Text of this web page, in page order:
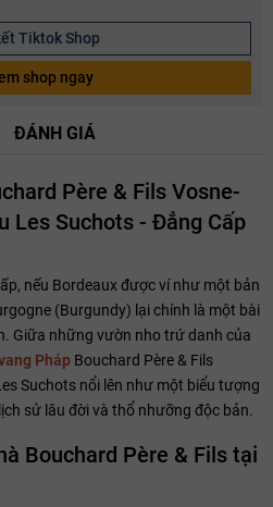
Tiktok Shop
shop ngay
ĐÁNH GIÁ
Père & Fils Vosne-
Les Suchots - Đẳng Cấp
nếu Bordeaux được ví như một bản
(Burgundy) lại chính là một bài
Giữa những vườn nho trứ danh của
Pháp Bouchard Père & Fils
Suchots nổi lên như một biểu tượng
sử lâu đời và thổ nhưỡng độc bản.
Bouchard Père & Fils tại